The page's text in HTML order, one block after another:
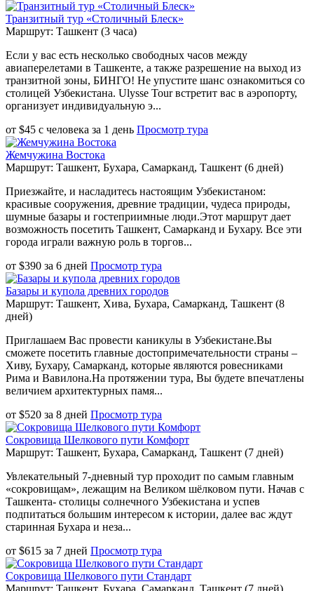
Транзитный тур «Столичный Блеск»
Маршрут: Ташкент (3 часа)
Если у вас есть несколько свободных часов между
авиаперелетами в Ташкенте, а также разрешение на выход из
транзитной зоны, БИНГО! Не упустите шанс ознакомиться со
столицей Узбекистана. Ulysse Tour встретит вас в аэропорту,
организует индивидуальную э...
от $45 с человека за 1 день Просмотр тура
Жемчужина Востока
Маршрут: Ташкент, Бухара, Самарканд, Ташкент (6 дней)
Приезжайте, и насладитесь настоящим Узбекистаном:
красивые сооружения, древние традиции, чудеса природы,
шумные базары и гостеприимные люди.Этот маршрут дает
возможность посетить Ташкент, Самарканд и Бухару. Все эти
города играли важную роль в торгов...
от $390 за 6 дней Просмотр тура
Базары и купола древних городов
Маршрут: Ташкент, Хива, Бухара, Самарканд, Ташкент (8
дней)
Приглашаем Вас провести каникулы в Узбекистане.Вы
сможете посетить главные достопримечательности страны –
Хиву, Бухару, Самарканд, которые являются ровесниками
Рима и Вавилона.На протяжении тура, Вы будете впечатлены
величием архитектурных памя...
от $520 за 8 дней Просмотр тура
Сокровища Шелкового пути Комфорт
Маршрут: Ташкент, Бухара, Самарканд, Ташкент (7 дней)
Увлекательный 7-дневный тур проходит по самым главным
«сокровищам», лежащим на Великом шёлковом пути. Начав с
Ташкента- столицы солнечного Узбекистана и успев
подпитаться большим интересом к истории, далее вас ждут
старинная Бухара и неза...
от $615 за 7 дней Просмотр тура
Сокровища Шелкового пути Стандарт
Маршрут: Ташкент, Бухара, Самарканд, Ташкент (7 дней)